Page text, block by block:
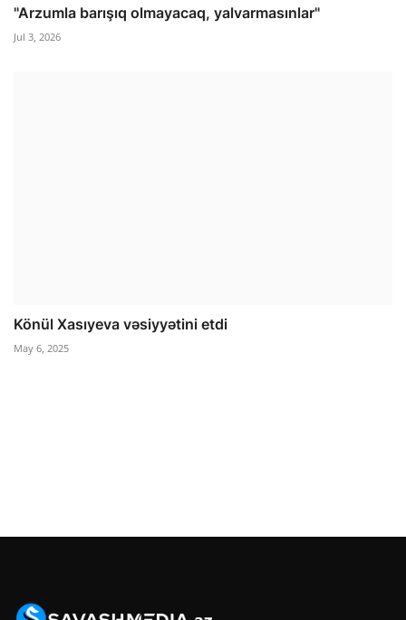
"Arzumla barışıq olmayacaq, yalvarmasınlar"
Jul 3, 2026
Könül Xasıyeva vəsiyyətini etdi
May 6, 2025